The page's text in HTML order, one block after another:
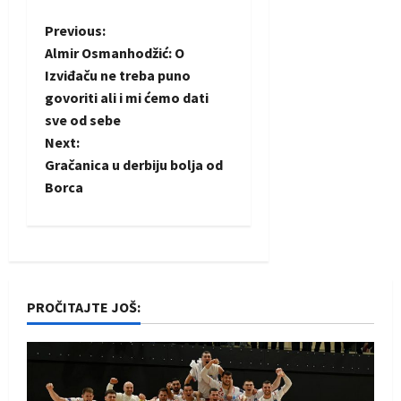
P
o
s
t
n
i
g
a
Previous:
Almir Osmanhodžić: O
Izviđaču ne treba puno
govoriti ali i mi ćemo dati
sve od sebe
Next:
Gračanica u derbiju bolja od
Borca
PROČITAJTE JOŠ: